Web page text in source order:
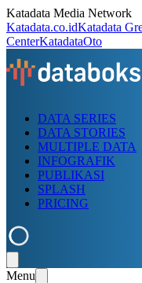
Katadata Media Network
Katadata.co.idKatadata
CenterKatadataOto
DATA SERIES
DATA STORIES
MULTIPLE DATA
INFOGRAFIK
PUBLIKASI
SPLASH
PRICING
Menu